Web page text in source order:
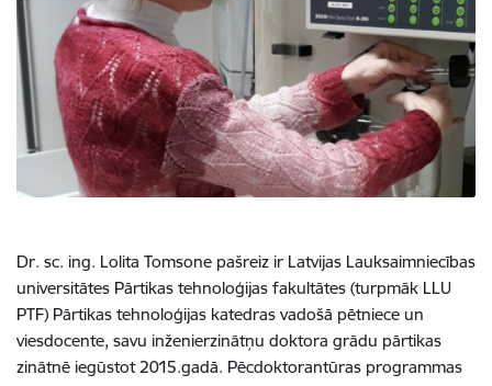
Dr. sc. ing. Lolita Tomsone pašreiz ir Latvijas Lauksaimniecības
universitātes Pārtikas tehnoloģijas fakultātes (turpmāk LLU
PTF) Pārtikas tehnoloģijas katedras vadošā pētniece un
viesdocente, savu inženierzinātņu doktora grādu pārtikas
zinātnē iegūstot 2015.gadā. Pēcdoktorantūras programmas